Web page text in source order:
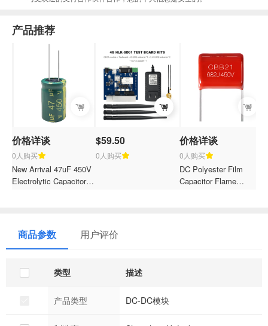
产品推荐
价格详谈
0人购买
New Arrival 47uF 450V
Electrolytic Capacitor
$59.50
0人购买
价格详谈
0人购买
DC Polyester Film
Capacitor Flame
商品参数 用户评价
类型 描述
产品类型 DC-DC模块